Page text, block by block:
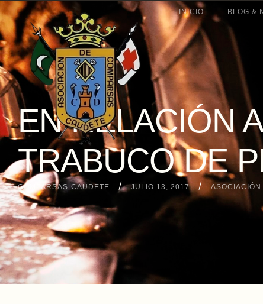
INICIO BLOG &
EN RELACIÓN
TRABUCO DE
COMPARSAS-CAUDETE / JULIO 13, 2017 /